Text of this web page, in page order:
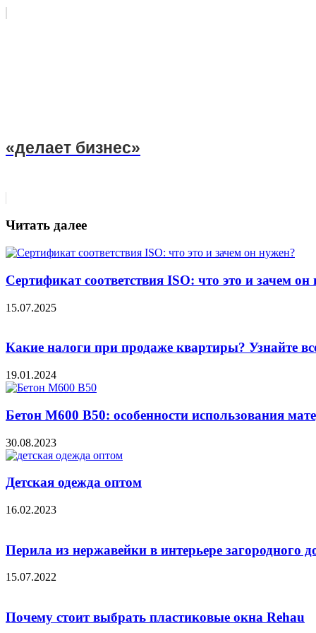
«делает бизнес»
Читать далее
Сертификат соответствия ISO: что это и зачем он
15.07.2025
Какие налоги при продаже квартиры? Узнайте
19.01.2024
Бетон М600 В50: особенности использования
30.08.2023
Детская одежда оптом
16.02.2023
Перила из нержавейки в интерьере загородного
15.07.2022
Почему стоит выбрать пластиковые окна Rehau